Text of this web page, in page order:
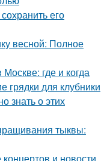
его
весной: Полное
где и когда
грядки для клубники
знать о этих
тыквы: